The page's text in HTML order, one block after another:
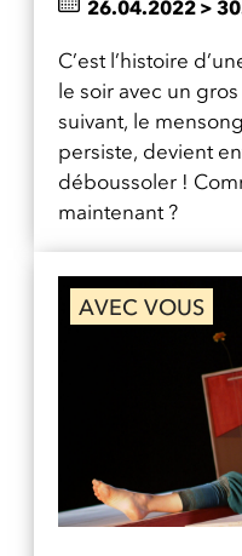
C’est l’histoire
le soir avec un
suivant, le
persiste, devient
déboussoler !
maintenant ?
26.04.2022 >
AVEC VOUS